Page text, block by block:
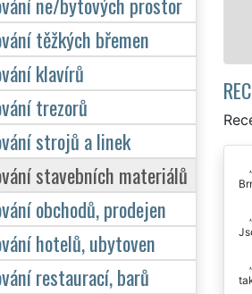
těžkých břemen
klavírů
trezorů
strojů a linek
stavebních materiálů
obchodů, prodejen
hotelů, ubytoven
restaurací, barů